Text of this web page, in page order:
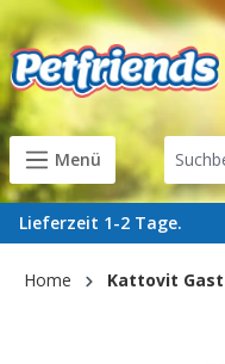
content
Menü
Lieferzeit 1-2 Tage.
Home Kattovit